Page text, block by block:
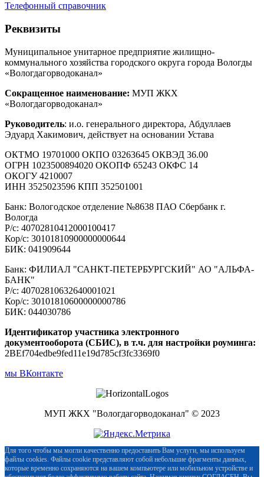
Телефонный справочник
Реквизиты
Муниципальное унитарное предприятие жилищно-
коммунального хозяйства городского округа города Вологды
«Вологдагорводоканал»
Сокращенное наименование: МУП ЖКХ
«Вологдагорводоканал»
Руководитель: и.о. генерального директора, Абдуллаев
Эдуард Хакимович, действует на основании Устава
ОКТМО 19701000 ОКПО 03263645 ОКВЭД 36.00
ОГРН 1023500894020 ОКОПФ 65243 ОКФС 14
ОКОГУ 4210007
ИНН 3525023596 КПП 352501001
Банк: Вологодское отделение №8638 ПАО Сбербанк г.
Вологда
Р/с: 40702810412000100417
Кор/с: 30101810900000000644
БИК: 041909644
Банк: ФИЛИАЛ "САНКТ-ПЕТЕРБУРГСКИЙ" АО "АЛЬФА-
БАНК"
Р/с: 40702810632640001021
Кор/с: 30101810600000000786
БИК: 044030786
Идентификатор участника электронного
документооборота (СБИС), в т.ч. для настройки роуминга:
2BEf704edbe9fed11e19d785cf3fc3369f0
мы ВКонтакте
МУП ЖКХ "Вологдагорводоканал" © 2023
Для того чтобы мы могли качественно предоставить Вам услуги, мы используем
файлы cookies. Файлы cookie представляют собой небольшие фрагменты данных,
которые временно сохраняются на вашем компьютере или мобильном устройстве и